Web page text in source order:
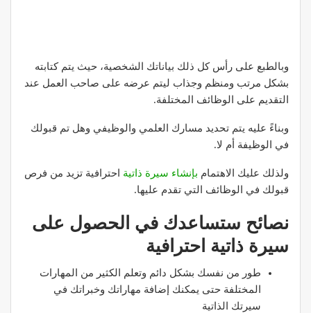
وبالطبع على رأس كل ذلك بياناتك الشخصية، حيث يتم كتابته
بشكل مرتب ومنظم وجذاب ليتم عرضه على صاحب العمل عند
التقديم على الوظائف المختلفة.
وبناءً عليه يتم تحديد مسارك العلمي والوظيفي وهل تم قبولك
في الوظيفة أم لا.
ولذلك عليك الاهتمام بإنشاء سيرة ذاتية احترافية تزيد من فرص
قبولك في الوظائف التي تقدم عليها.
نصائح ستساعدك في الحصول على
سيرة ذاتية احترافية
طور من نفسك بشكل دائم وتعلم الكثير من المهارات
المختلفة حتى يمكنك إضافة مهاراتك وخبراتك في
سيرتك الذاتية